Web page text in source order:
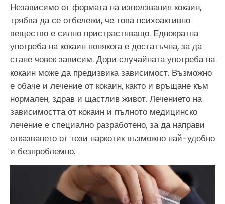
Независимо от формата на използвания кокаин,
трябва да се отбележи, че това психоактивно
вещество е силно пристрастяващо. Еднократна
употреба на кокаин понякога е достатъчна, за да
стане човек зависим. Дори случайната употреба на
кокаин може да предизвика зависимост. Възможно
е обаче и лечение от кокаин, както и връщане към
нормален, здрав и щастлив живот. Лечението на
зависимостта от кокаин и пълното медицинско
лечение е специално разработено, за да направи
отказването от този наркотик възможно най-удобно
и безпроблемно.